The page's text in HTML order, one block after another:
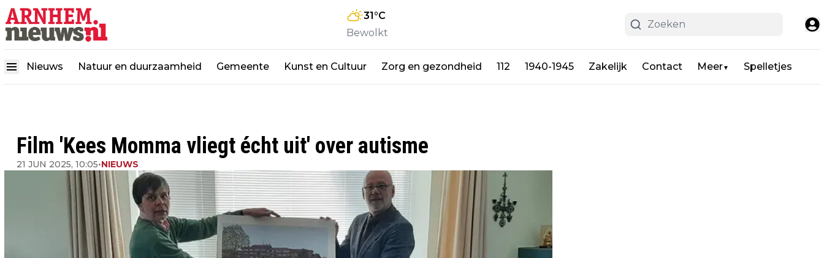
31°C
Bewolkt
Nieuws Natuur en duurzaamheid Gemeente Kunst en Cultuur Zorg en gezondheid 112 1940-1945 Zakelijk Contact Meer▼ Spelletjes
Film 'Kees Momma vliegt écht uit' over autisme
21 JUN 2025, 10:05•NIEUWS